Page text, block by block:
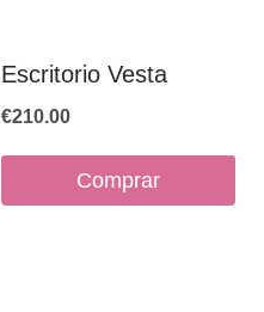
en
Escritorio Vesta
€210.00
Comprar